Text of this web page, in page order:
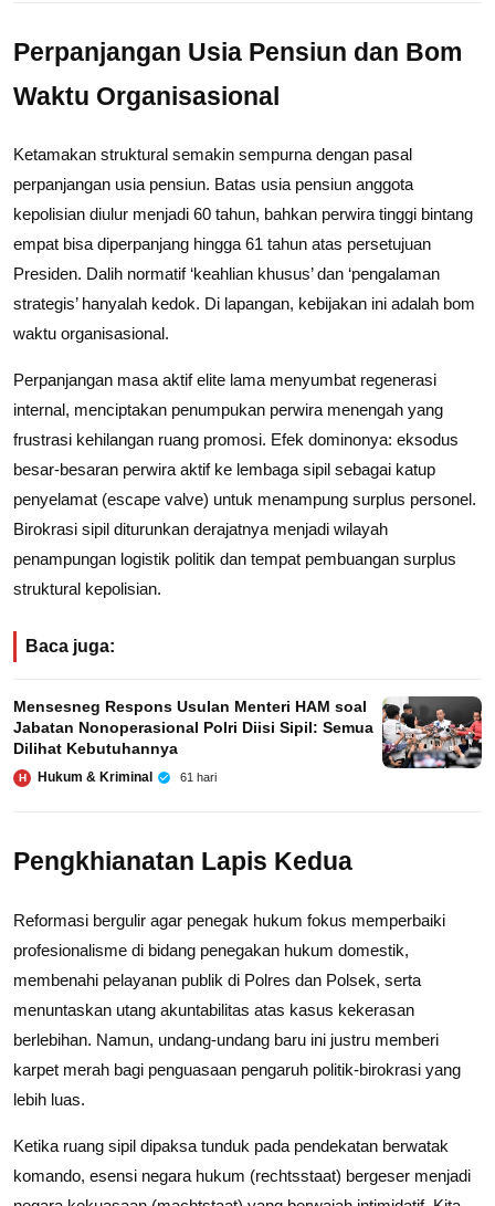
Perpanjangan Usia Pensiun dan Bom
Waktu Organisasional
Ketamakan struktural semakin sempurna dengan pasal
perpanjangan usia pensiun. Batas usia pensiun anggota
kepolisian diulur menjadi 60 tahun, bahkan perwira tinggi bintang
empat bisa diperpanjang hingga 61 tahun atas persetujuan
Presiden. Dalih normatif ‘keahlian khusus’ dan ‘pengalaman
strategis’ hanyalah kedok. Di lapangan, kebijakan ini adalah bom
waktu organisasional.
Perpanjangan masa aktif elite lama menyumbat regenerasi
internal, menciptakan penumpukan perwira menengah yang
frustrasi kehilangan ruang promosi. Efek dominonya: eksodus
besar-besaran perwira aktif ke lembaga sipil sebagai katup
penyelamat (escape valve) untuk menampung surplus personel.
Birokrasi sipil diturunkan derajatnya menjadi wilayah
penampungan logistik politik dan tempat pembuangan surplus
struktural kepolisian.
Baca juga:
Mensesneg Respons Usulan Menteri HAM soal
Jabatan Nonoperasional Polri Diisi Sipil: Semua
Dilihat Kebutuhannya
H Hukum & Kriminal 61 hari
Pengkhianatan Lapis Kedua
Reformasi bergulir agar penegak hukum fokus memperbaiki
profesionalisme di bidang penegakan hukum domestik,
membenahi pelayanan publik di Polres dan Polsek, serta
menuntaskan utang akuntabilitas atas kasus kekerasan
berlebihan. Namun, undang-undang baru ini justru memberi
karpet merah bagi penguasaan pengaruh politik-birokrasi yang
lebih luas.
Ketika ruang sipil dipaksa tunduk pada pendekatan berwatak
komando, esensi negara hukum (rechtsstaat) bergeser menjadi